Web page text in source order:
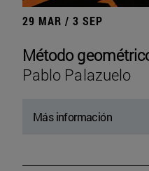
29 MAR / 3 SEP
Método
Pablo Palazuelo
Más información